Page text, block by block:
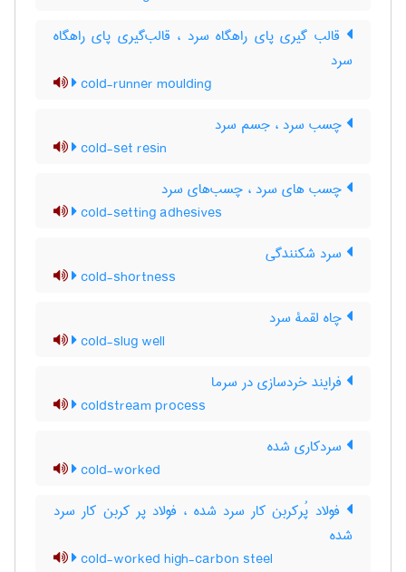
قالب گیری پای راهگاه سرد ، قالب‌گیری پای راهگاه
سرد
cold-runner moulding
چسب سرد ، جسم سرد
cold-set resin
چسب های سرد ، چسب‌های سرد
cold-setting adhesives
سرد شکنندگی
cold-shortness
چاه لقمۀ سرد
cold-slug well
فرایند خردسازی در سرما
coldstream process
سردکاری شده
cold-worked
فولاد پُرکربن کار سرد شده ، فولاد پر کربن کار سرد
شده
cold-worked high-carbon steel